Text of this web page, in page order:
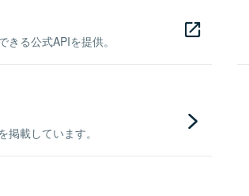
る公式APIを提供。
載しています。